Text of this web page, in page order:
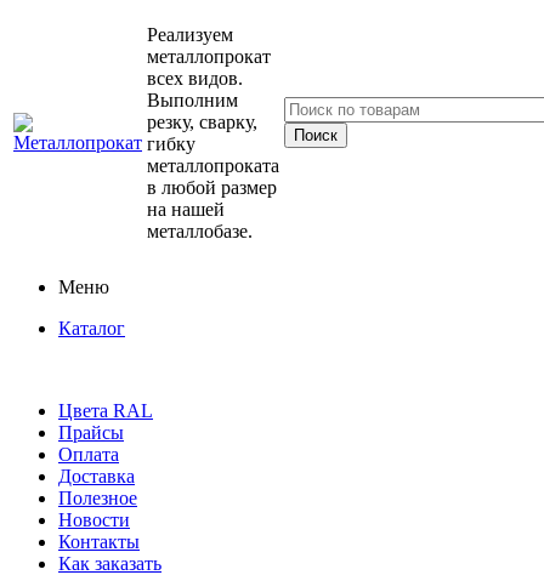
Реализуем
металлопрокат
всех видов.
Выполним
резку, сварку,
гибку
металлопроката
в любой размер
на нашей
металлобазе.
Меню
Каталог
Цвета RAL
Прайсы
Оплата
Доставка
Полезное
Новости
Контакты
Как заказать